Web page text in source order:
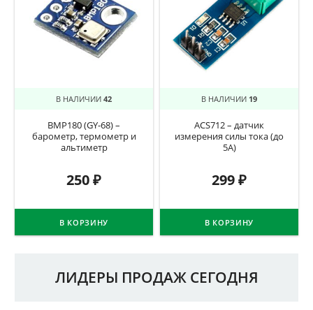
В НАЛИЧИИ 42
BMP180 (GY-68) –
барометр, термометр и
альтиметр
250₽
В КОРЗИНУ
В НАЛИЧИИ 19
ACS712 – датчик
измерения силы тока (до
5А)
299₽
В КОРЗИНУ
ЛИДЕРЫ ПРОДАЖ СЕГОДНЯ